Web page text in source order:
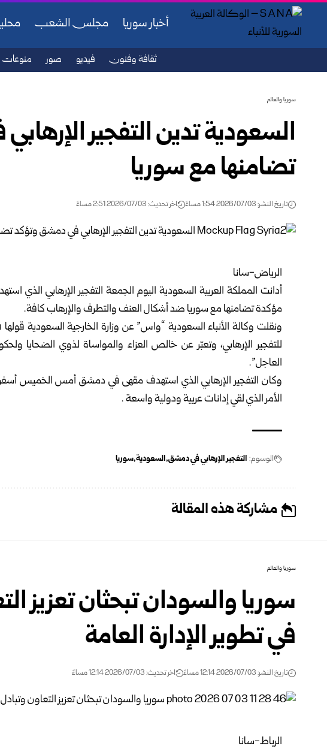
أخبار سوريا مجلس الشعب
ثقافة وفنون فيديو صور منوعات
سوريا والعالم
السعودية تدين التفجير
تضامنها مع سوريا ‏
تاريخ النشر: 2026/07/03 1:54 مساءً اخر تحديث: 2026/07/03 2:51 مساءً
الرياض-سانا ‏
أدانت المملكة العربية السعودية اليوم الجمعة التفجير الإرهابي
مؤكدة تضامنها معسوريا ضد أشكال العنف والتطرف ‏والإرهاب كافة.‏
ونقلت وكالة الأنباء السعودية “واس” عن وزارة الخارجية السعودية قولها
للتفجير الإرهابي، وتعبّر عن خالص العزاء ‏والمواساة لذوي الضحايا
العاجل”.‏
الأمر الذي لقي إدانات عربية ودولية واسعة .‏
الوسوم: التفجير الإرهابي في دمشق السعودية سوريا
مشاركة هذه المقالة
سوريا والعالم
سوريا والسودان تبحثان تعزيز
في تطوير الإدارة العامة
تاريخ النشر: 2026/07/03 12:14 مساءً اخر تحديث: 2026/07/03 12:14 مساءً
الرباط-سانا